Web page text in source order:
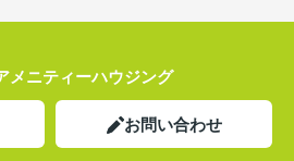
メニティーハウジング
お問い合わせ